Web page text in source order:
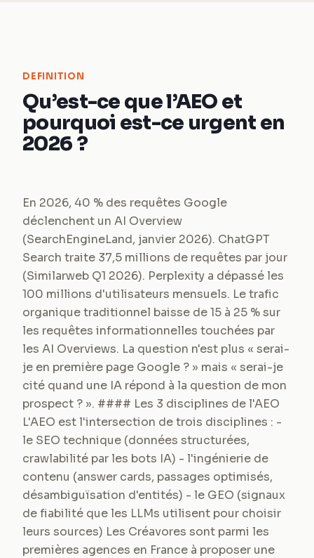
DEFINITION
Qu’est-ce que l’AEO et
pourquoi est-ce urgent en
2026 ?
En 2026, 40 % des requêtes Google
déclenchent un AI Overview
(SearchEngineLand, janvier 2026). ChatGPT
Search traite 37,5 millions de requêtes par jour
(Similarweb Q1 2026). Perplexity a dépassé les
100 millions d'utilisateurs mensuels. Le trafic
organique traditionnel baisse de 15 à 25 % sur
les requêtes informationnelles touchées par
les AI Overviews. La question n'est plus « serai-
je en première page Google ? » mais « serai-je
cité quand une IA répond à la question de mon
prospect ? ». #### Les 3 disciplines de l'AEO
L'AEO est l'intersection de trois disciplines : -
le SEO technique (données structurées,
crawlabilité par les bots IA) - l'ingénierie de
contenu (answer cards, passages optimisés,
désambiguïsation d'entités) - le GEO (signaux
de fiabilité que les LLMs utilisent pour choisir
leurs sources) Les Créavores sont parmi les
premières agences en France à proposer une